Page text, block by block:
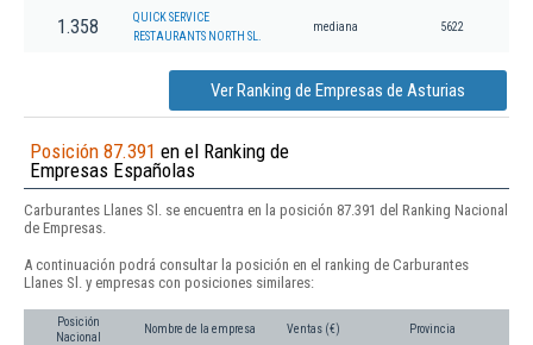
1.358
QUICK SERVICE
RESTAURANTS NORTH SL.
mediana 5622
Ver Ranking de Empresas de Asturias
Posición 87.391 en el Ranking de
Empresas Españolas
Carburantes Llanes Sl. se encuentra en la posición 87.391 del Ranking Nacional
de Empresas.
A continuación podrá consultar la posición en el ranking de Carburantes
Llanes Sl. y empresas con posiciones similares:
Posición
Nacional
Nombre de la empresa Ventas (€) Provincia